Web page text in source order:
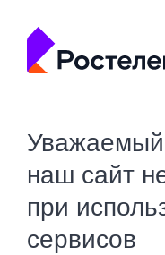
Уважаемый
наш сайт
при
сервисов